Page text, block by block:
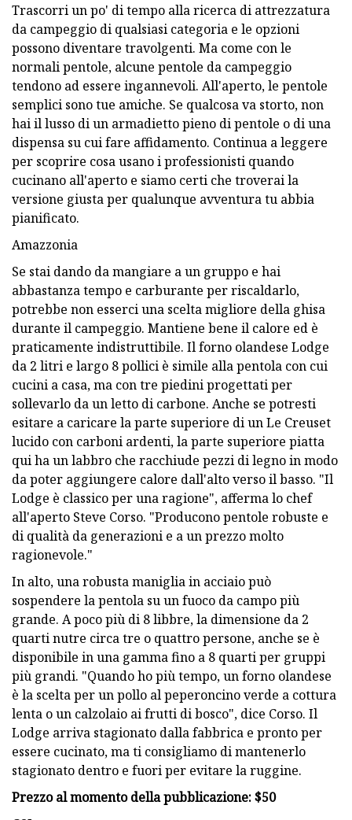
Trascorri un po' di tempo alla ricerca di attrezzatura
da campeggio di qualsiasi categoria e le opzioni
possono diventare travolgenti. Ma come con le
normali pentole, alcune pentole da campeggio
tendono ad essere ingannevoli. All'aperto, le pentole
semplici sono tue amiche. Se qualcosa va storto, non
hai il lusso di un armadietto pieno di pentole o di una
dispensa su cui fare affidamento. Continua a leggere
per scoprire cosa usano i professionisti quando
cucinano all'aperto e siamo certi che troverai la
versione giusta per qualunque avventura tu abbia
pianificato.
Amazzonia
Se stai dando da mangiare a un gruppo e hai
abbastanza tempo e carburante per riscaldarlo,
potrebbe non esserci una scelta migliore della ghisa
durante il campeggio. Mantiene bene il calore ed è
praticamente indistruttibile. Il forno olandese Lodge
da 2 litri e largo 8 pollici è simile alla pentola con cui
cucini a casa, ma con tre piedini progettati per
sollevarlo da un letto di carbone. Anche se potresti
esitare a caricare la parte superiore di un Le Creuset
lucido con carboni ardenti, la parte superiore piatta
qui ha un labbro che racchiude pezzi di legno in modo
da poter aggiungere calore dall'alto verso il basso. "Il
Lodge è classico per una ragione", afferma lo chef
all'aperto Steve Corso. "Producono pentole robuste e
di qualità da generazioni e a un prezzo molto
ragionevole."
In alto, una robusta maniglia in acciaio può
sospendere la pentola su un fuoco da campo più
grande. A poco più di 8 libbre, la dimensione da 2
quarti nutre circa tre o quattro persone, anche se è
disponibile in una gamma fino a 8 quarti per gruppi
più grandi. "Quando ho più tempo, un forno olandese
è la scelta per un pollo al peperoncino verde a cottura
lenta o un calzolaio ai frutti di bosco", dice Corso. Il
Lodge arriva stagionato dalla fabbrica e pronto per
essere cucinato, ma ti consigliamo di mantenerlo
stagionato dentro e fuori per evitare la ruggine.
Prezzo al momento della pubblicazione: $50